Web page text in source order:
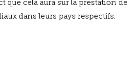
que cela aura sur la prestation de
dans leurs pays respectifs.